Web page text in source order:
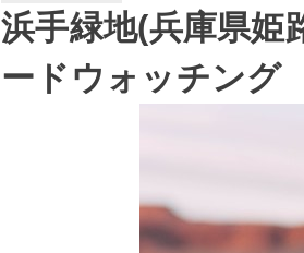
浜手緑地(兵庫県姫
ードウォッチング